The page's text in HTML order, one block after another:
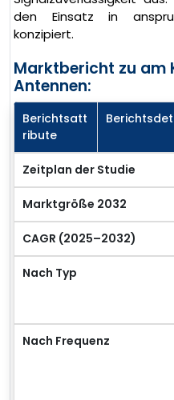
den Einsatz in
konzipiert.
Marktbericht zu am
Antennen:
Berichtsatt
ribute
Zeitplan der Studie
Marktgröße 2032
CAGR (2025–2032)
Nach Typ
Nach Frequenz